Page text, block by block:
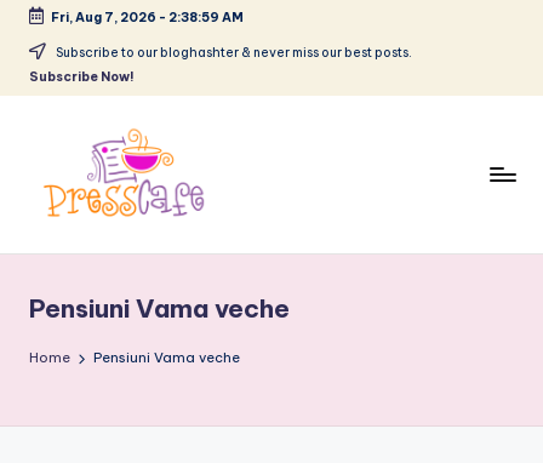
Skip
Fri, Aug 7, 2026 - 2:39:00 AM
Subscribe to our bloghashter & never miss our best posts.
Subscribe Now!
e
s
urbane
Pensiuni Vama veche
Home Pensiuni Vama veche